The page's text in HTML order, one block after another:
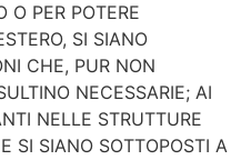
O PER POTERE
SI SIANO
CHE, PUR NON
NECESSARIE; AI
NELLE STRUTTURE
SI SIANO SOTTOPOSTI A